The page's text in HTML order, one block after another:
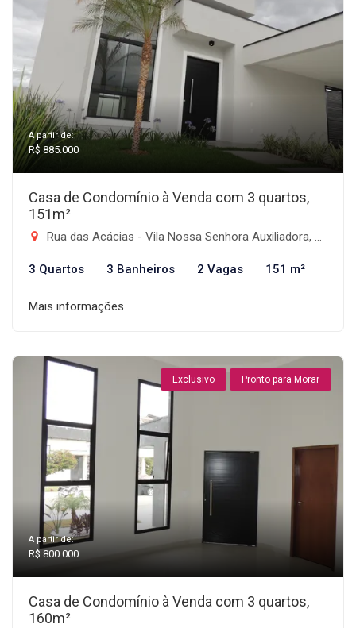
A partir de:
R$ 885.000
Casa de Condomínio à Venda com 3 quartos,
151m²
Rua das Acácias - Vila Nossa Senhora Auxiliadora, Tremembé-SP
3 Quartos 3 Banheiros 2 Vagas 151 m²
Mais informações
Exclusivo Pronto para Morar
A partir de:
R$ 800.000
Casa de Condomínio à Venda com 3 quartos,
160m²